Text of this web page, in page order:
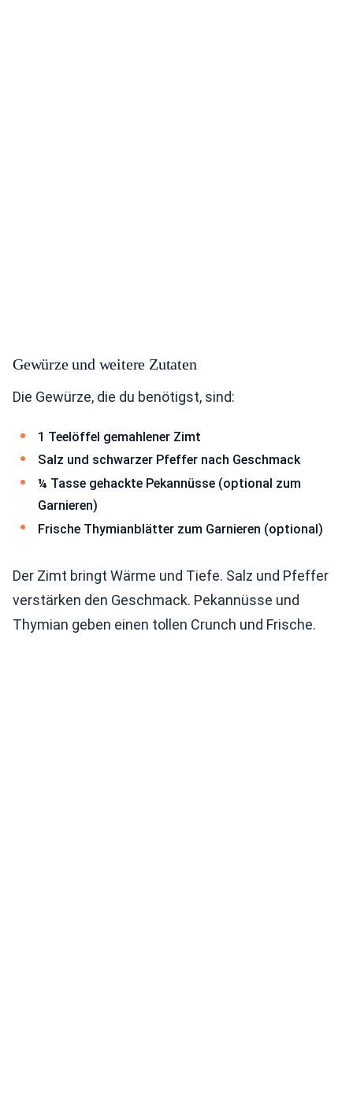
Gewürze und weitere Zutaten
Die Gewürze, die du benötigst, sind:
1 Teelöffel gemahlener Zimt
Salz und schwarzer Pfeffer nach Geschmack
¼ Tasse gehackte Pekannüsse (optional zum
Garnieren)
Frische Thymianblätter zum Garnieren (optional)
Der Zimt bringt Wärme und Tiefe. Salz und Pfeffer
verstärken den Geschmack. Pekannüsse und
Thymian geben einen tollen Crunch und Frische.